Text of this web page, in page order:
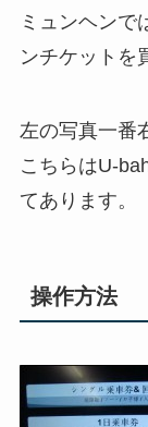
ミュンヘンで
ンチケットを
左の写真一番
こちらはU-
てあります。
操作方法